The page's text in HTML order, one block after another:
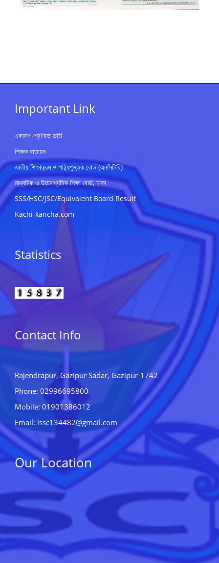
Important Link
একাদশ শ্রেণিতে ভর্তি
শিক্ষক বাতায়ন
জাতীয় শিক্ষাক্রম ও পাঠ্যপুস্তক বোর্ড (এনসিটিবি)
মাধ্যমিক ও উচ্চমাধ্যমিক শিক্ষা বোর্ড, ঢাকা
SSS/HSC/JSC/Equivalent Board Result
Kachi-kancha.com
Statistics
Contact Info
Rajendrapur, Gazipur Sadar, Gazipur-1742
Phone: 02996695800
Mobile: 01901386012
Email: issc134482@gmail.com
Our Location